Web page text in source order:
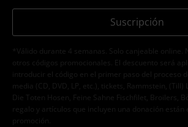
Suscripción
*Válido durante 4 semanas. Solo canjeable online.
otros códigos promocionales. El descuento será
introducir el código en el primer paso del proceso
media (CD, DVD, LP, etc.), tickets, Rammstein,
Die Toten Hosen, Feine Sahne Fischfilet, Broilers,
regalo y artículos que incluyen una donación están
promoción.